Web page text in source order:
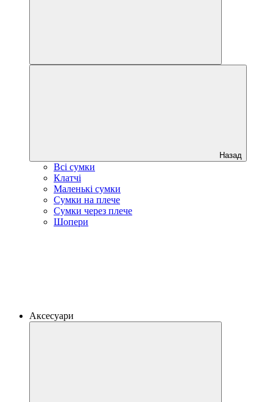
Назад
Всі сумки
Клатчі
Маленькі сумки
Сумки на плече
Сумки через плече
Шопери
Аксесуари